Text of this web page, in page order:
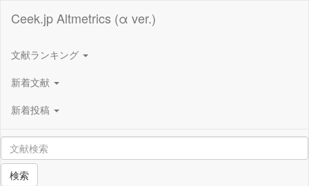
Ceek.jp Altmetrics (α ver.)
文献ランキング
新着文献
新着投稿
検索